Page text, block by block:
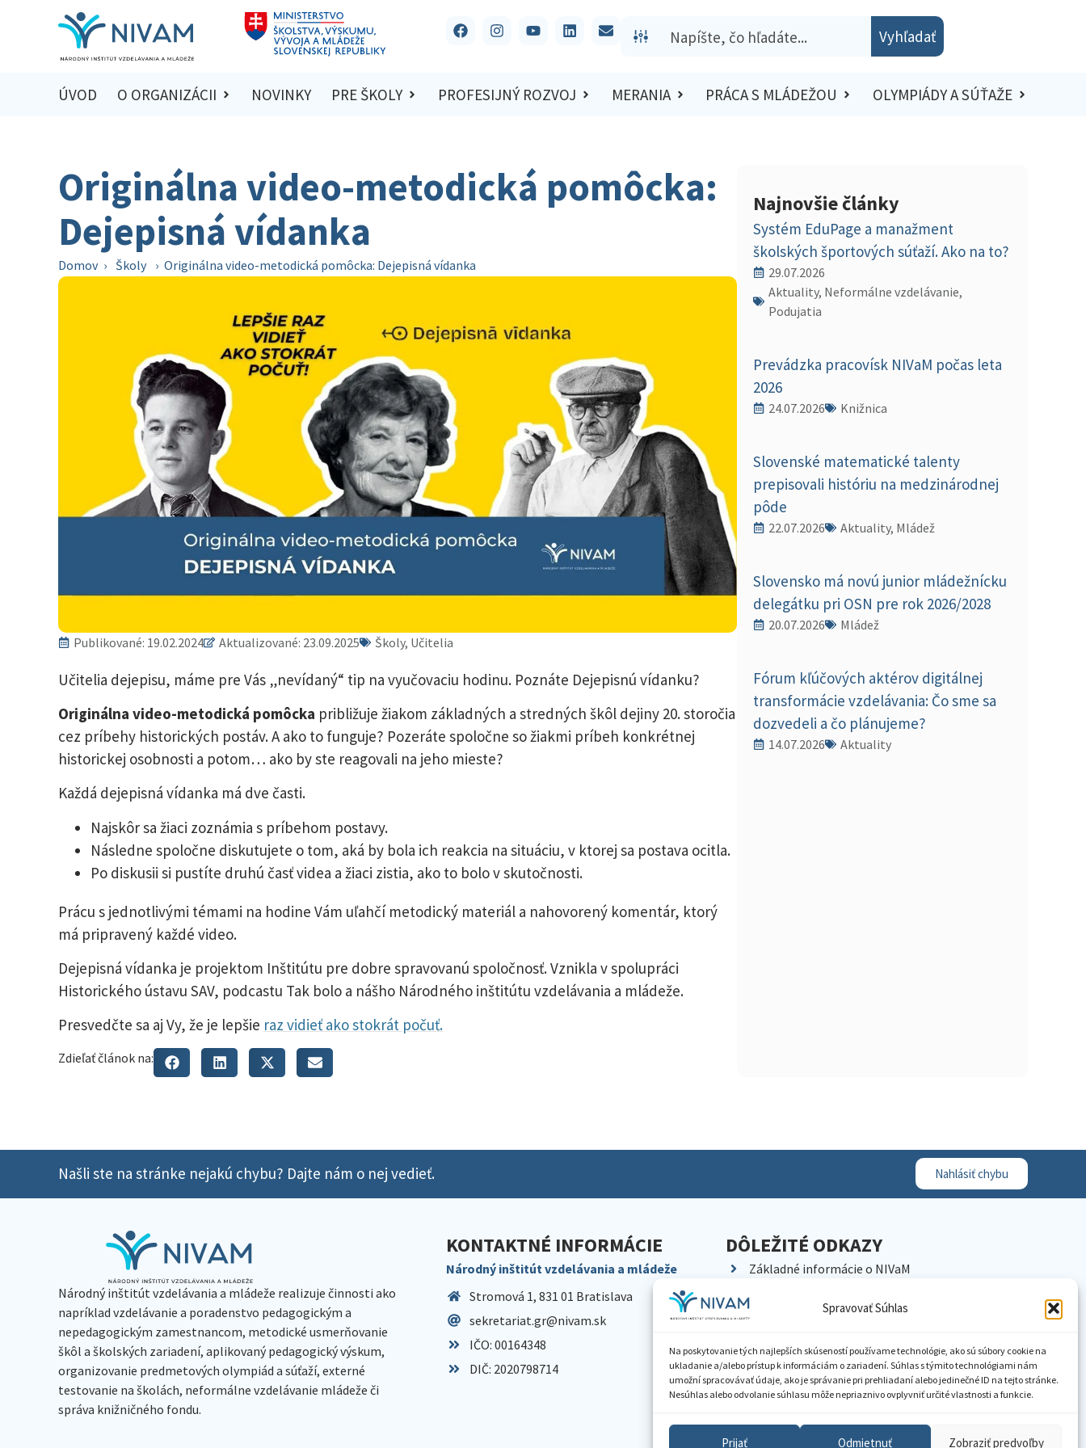
Spravovať Súhlas
Na poskytovanie tých najlepších skúseností používame technológie, ako sú súbory cookie na
ukladanie a/alebo prístup k informáciám o zariadení. Súhlas s týmito technológiami nám
umožní spracovávať údaje, ako je správanie pri prehliadaní alebo jedinečné ID na tejto stránke.
Nesúhlas alebo odvolanie súhlasu môže nepriaznivo ovplyvniť určité vlastnosti a funkcie.
Prijať Odmietnuť Zobraziť predvoľby
Vyhľadať
ÚVOD O ORGANIZÁCII NOVINKY PRE ŠKOLY PROFESIJNÝ ROZVOJ MERANIA PRÁCA S MLÁDEŽOU OLYMPIÁDY A SÚŤAŽE
Originálna video-metodická pomôcka:
Dejepisná vídanka
Domov › Školy › Originálna video-metodická pomôcka: Dejepisná vídanka
Publikované: 19.02.2024 Aktualizované: 23.09.2025 Školy, Učitelia
Učitelia dejepisu, máme pre Vás „nevídaný“ tip na vyučovaciu hodinu. Poznáte Dejepisnú vídanku?
Originálna video-metodická pomôcka približuje žiakom základných a stredných škôl dejiny 20. storočia
cez príbehy historických postáv. A ako to funguje? Pozeráte spoločne so žiakmi príbeh konkrétnej
historickej osobnosti a potom… ako by ste reagovali na jeho mieste?
Každá dejepisná vídanka má dve časti.
Najskôr sa žiaci zoznámia s príbehom postavy.
Následne spoločne diskutujete o tom, aká by bola ich reakcia na situáciu, v ktorej sa postava ocitla.
Po diskusii si pustíte druhú časť videa a žiaci zistia, ako to bolo v skutočnosti.
Prácu s jednotlivými témami na hodine Vám uľahčí metodický materiál a nahovorený komentár, ktorý
má pripravený každé video.
Dejepisná vídanka je projektom Inštitútu pre dobre spravovanú spoločnosť. Vznikla v spolupráci
Historického ústavu SAV, podcastu Tak bolo a nášho Národného inštitútu vzdelávania a mládeže.
Presvedčte sa aj Vy, že je lepšie raz vidieť ako stokrát počuť.
Zdieľať článok na:
Najnovšie články
Systém EduPage a manažment
školských športových súťaží. Ako na to?
29.07.2026
Aktuality, Neformálne vzdelávanie,
Podujatia
Prevádzka pracovísk NIVaM počas leta
2026
24.07.2026 Knižnica
Slovenské matematické talenty
prepisovali históriu na medzinárodnej
pôde
22.07.2026 Aktuality, Mládež
Slovensko má novú junior mládežnícku
delegátku pri OSN pre rok 2026/2028
20.07.2026 Mládež
Fórum kľúčových aktérov digitálnej
transformácie vzdelávania: Čo sme sa
dozvedeli a čo plánujeme?
14.07.2026 Aktuality
Našli ste na stránke nejakú chybu? Dajte nám o nej vedieť. Nahlásiť chybu
Národný inštitút vzdelávania a mládeže realizuje činnosti ako
napríklad vzdelávanie a poradenstvo pedagogickým a
nepedagogickým zamestnancom, metodické usmerňovanie
škôl a školských zariadení, aplikovaný pedagogický výskum,
organizovanie predmetových olympiád a súťaží, externé
testovanie na školách, neformálne vzdelávanie mládeže či
správa knižničného fondu.
KONTAKTNÉ INFORMÁCIE
Národný inštitút vzdelávania a mládeže
Stromová 1, 831 01 Bratislava
sekretariat.gr@nivam.sk
IČO: 00164348
DIČ: 2020798714
DÔLEŽITÉ ODKAZY
Základné informácie o NIVaM
Kariéra
Pracoviská NIVaM
Dokumenty inštitúcie